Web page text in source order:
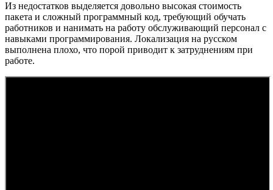
Из недостатков выделяется довольно высокая стоимость
пакета и сложный программный код, требующий обучать
работников и нанимать на работу обслуживающий персонал с
навыками программирования. Локализация на русском
выполнена плохо, что порой приводит к затруднениям при
работе.